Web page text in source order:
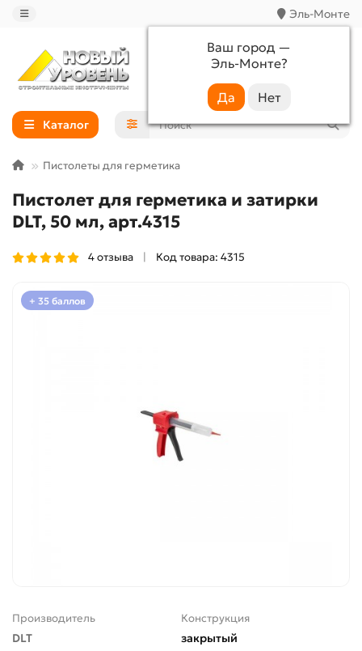
Эль-Монте
Ваш город —
Эль-Монте?
+7 (988) 233-44-52
Каталог
Пистолеты для герметика
Пистолет для герметика и затирки
DLT, 50 мл, арт.4315
4 отзыва Код товара: 4315
+ 35 баллов
Производитель
DLT
Конструкция
закрытый